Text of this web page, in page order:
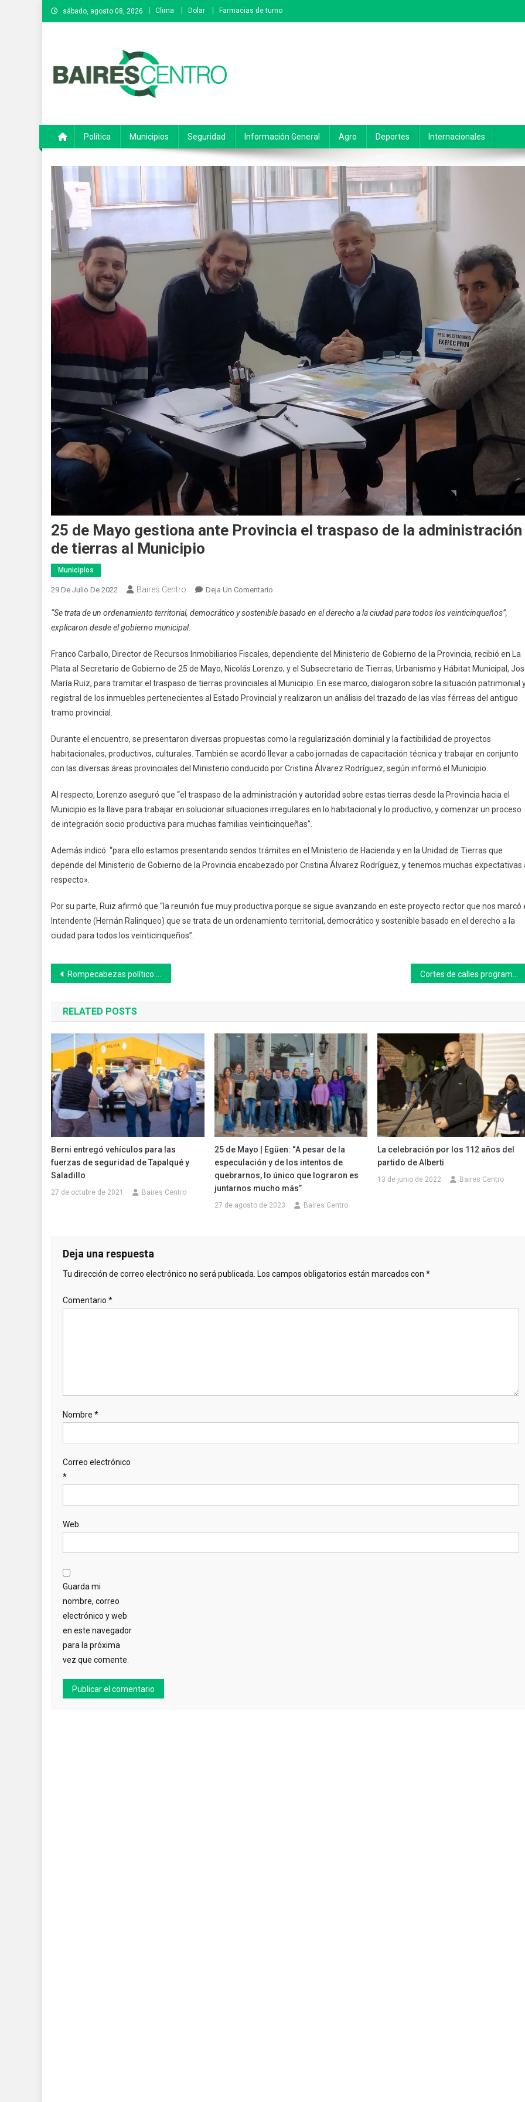
Saltar
al
sábado, agosto 08, 2026 Clima Dolar Farmacias de turno
Política Municipios Seguridad Información General Agro Deportes Internacionales
25 de Mayo gestiona ante Provincia el traspaso de la administración
de tierras al Municipio
Municipios
29 De Julio De 2022 Baires Centro Deja Un Comentario
De
Ante
Provincia
El
Traspaso
Administración
De
Tierras
Municipio
“Se trata de un ordenamiento territorial, democrático y sostenible basado en el derecho a la ciudad para todos los veinticinqueños”,
explicaron desde el gobierno municipal.
Franco Carballo, Director de Recursos Inmobiliarios Fiscales, dependiente del Ministerio de Gobierno de la Provincia, recibió en La
Plata al Secretario de Gobierno de 25 de Mayo, Nicolás Lorenzo; y el Subsecretario de Tierras, Urbanismo y Hábitat Municipal,
María Ruiz, para tramitar el traspaso de tierras provinciales al Municipio. En ese marco, dialogaron sobre la situación patrimonial
registral de los inmuebles pertenecientes al Estado Provincial y realizaron un análisis del trazado de las vías férreas del antiguo
tramo provincial.
Durante el encuentro, se presentaron diversas propuestas como la regularización dominial y la factibilidad de proyectos
habitacionales, productivos, culturales. También se acordó llevar a cabo jornadas de capacitación técnica y trabajar en conjunto
con las diversas áreas provinciales del Ministerio conducido por Cristina Álvarez Rodríguez, según informó el Municipio.
Al respecto, Lorenzo aseguró que “el traspaso de la administración y autoridad sobre estas tierras desde la Provincia hacia el
Municipio es la llave para trabajar en solucionar situaciones irregulares en lo habitacional y lo productivo, y comenzar un proceso
de integración socio productiva para muchas familias veinticinqueñas”.
Además indicó: “para ello estamos presentando sendos trámites en el Ministerio de Hacienda y en la Unidad de Tierras que
depende del Ministerio de Gobierno de la Provincia encabezado por Cristina Álvarez Rodríguez, y tenemos muchas expectativas
respecto».
Por su parte, Ruiz afirmó que “la reunión fue muy productiva porque se sigue avanzando en este proyecto rector que nos marcó
Intendente (Hernán Ralinqueo) que se trata de un ordenamiento territorial, democrático y sostenible basado en el derecho a la
ciudad para todos los veinticinqueños”.
Navegación
de
entradas
Rompecabezas político: lo que tenés que saber sobre los cambios de Gabinete
RELATED POSTS
Berni entregó vehículos para las
fuerzas de seguridad de Tapalqué y
Saladillo
27 de octubre de 2021 Baires Centro
25 de Mayo | Egüen: “A pesar de la
especulación y de los intentos de
quebrarnos, lo único que lograron es
juntarnos mucho más”
27 de agosto de 2023 Baires Centro
La celebración por los 112 años del
partido de Alberti
13 de junio de 2022 Baires Centro
Deja una respuesta
Tu dirección de correo electrónico no será publicada. Los campos obligatorios están marcados con *
Comentario *
Nombre *
Correo electrónico
*
Web
Guarda mi
nombre, correo
electrónico y web
en este navegador
para la próxima
vez que comente.